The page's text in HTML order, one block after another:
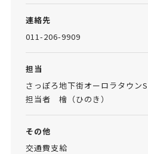
連絡先
011-206-9909
担当
さっぽろ地下街オーロラタウン
担当者 檜（ひのき）
その他
交通費支給